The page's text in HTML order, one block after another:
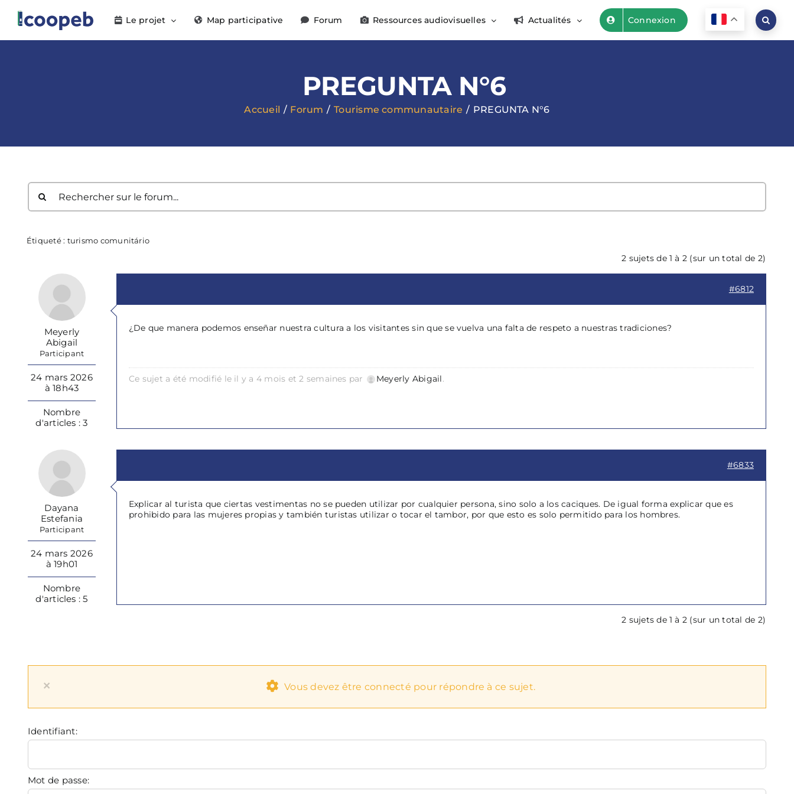
contenu
Le projet Map participative Forum Ressources audiovisuelles Actualités Connexion
PREGUNTA N°6
Accueil Forum Tourisme communautaire PREGUNTA N°6
Étiqueté : turismo comunitário
2 sujets de 1 à 2 (sur un total de 2)
Meyerly
Abigail
Participant
24 mars 2026
à 18h43
Nombre
d'articles : 3
#6812
¿De que manera podemos enseñar nuestra cultura a los visitantes sin que se vuelva una falta de respeto a nuestras tradiciones?
Ce sujet a été modifié le il y a 4 mois et 2 semaines par Meyerly Abigail.
Dayana
Estefania
Participant
24 mars 2026
à 19h01
Nombre
d'articles : 5
#6833
Explicar al turista que ciertas vestimentas no se pueden utilizar por cualquier persona, sino solo a los caciques. De igual forma explicar que es
prohibido para las mujeres propias y también turistas utilizar o tocar el tambor, por que esto es solo permitido para los hombres.
2 sujets de 1 à 2 (sur un total de 2)
× Vous devez être connecté pour répondre à ce sujet.
Identifiant:
Mot de passe: